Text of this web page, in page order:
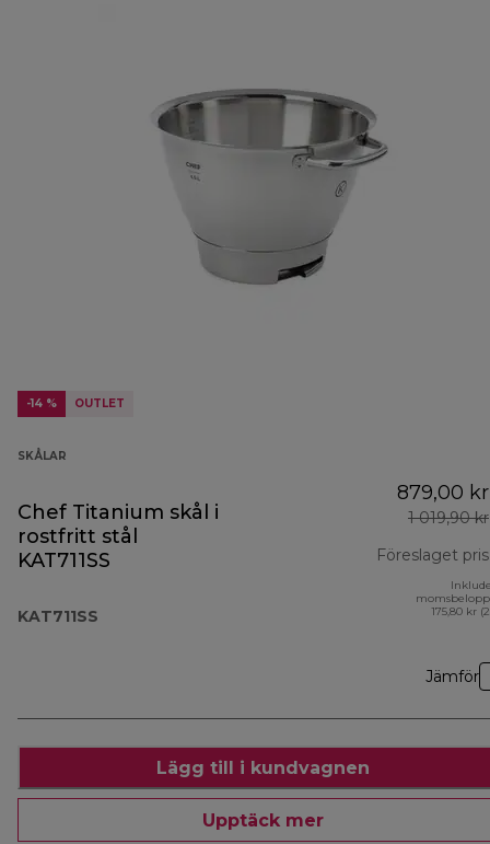
-14 % OUTLET
SKÅLAR
Chef Titanium skål i
rostfritt stål
KAT711SS
KAT711SS
879,00 kr
1 019,90 kr
Föreslaget pris
175,80 kr
Jämför
Lägg till i kundvagnen
Upptäck mer